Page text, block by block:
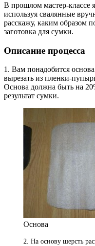
В прошлом мастер-классе
используя свалянные
расскажу, каким образом
заготовка для сумки.
Описание процесса
1. Вам понадобится
вырезать из пленки-
Основа должна быть на
результат сумки.
Основа
2. На основу шерсть